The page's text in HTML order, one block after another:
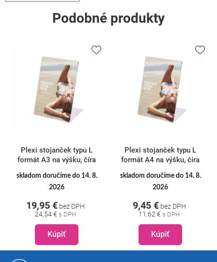
Podobné produkty
Plexi stojanček typu L
formát A3 na výšku, číra
skladom doručíme do 14. 8.
2026
24,54 €
19,95 € bez DPH
Kúpiť
Plexi stojanček typu L
formát A4 na výšku, číra
skladom doručíme do 14. 8.
2026
11,62 €
9,45 €bez DPH
Kúpiť